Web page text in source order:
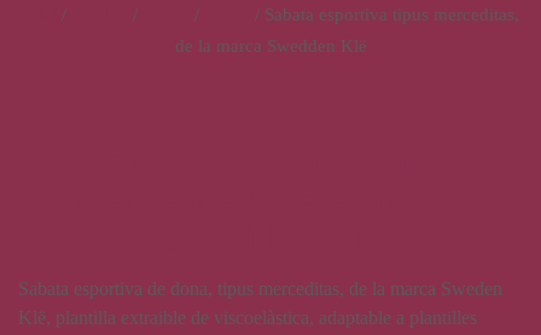
/ / /
/ Sabata esportiva tipus merceditas,
de la marca Swedden Klë
Sabata esportiva de dona, tipus merceditas, de la marca Sweden
Klë, plantilla extraible de viscoelàstica, adaptable a plantilles